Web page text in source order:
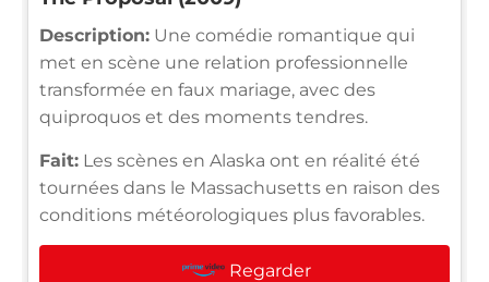
Description: Une comédie romantique qui
met en scène une relation professionnelle
transformée en faux mariage, avec des
quiproquos et des moments tendres.
Fait: Les scènes en Alaska ont en réalité été
tournées dans le Massachusetts en raison des
conditions météorologiques plus favorables.
Regarder